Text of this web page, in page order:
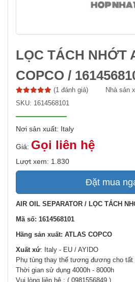
LỌC TÁCH NHỚT
COPCO /
(1 đánh giá) Nhà sản
SKU: 1614568101
Nơi sản xuất: Italy
Giá: Gọi liên hệ
Lượt xem: 1.830
Đặt mua
AIR OIL SEPARATOR / LỌC TÁCH
Mã số: 1614568101
Hãng sản xuất: ATLAS COPCO
Xuất xứ: Italy - EU / AYIDO
Phụ tùng thay thế tương đương cho
Thời gian sử dụng 4000h - 8000h
Vui lòng liên hệ : ( 0981556849 )